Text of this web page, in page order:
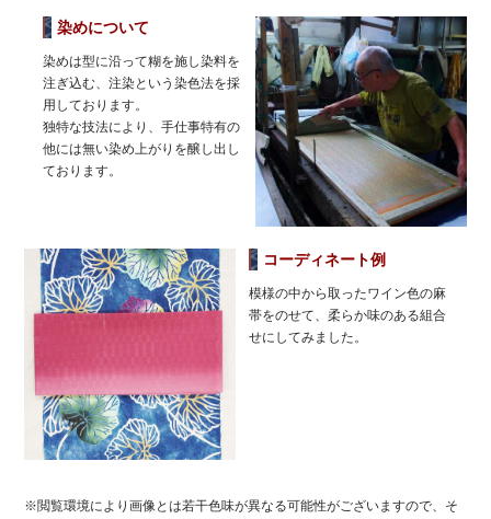
染めについて
染めは型に沿って糊を施し染料を
注ぎ込む、注染という染色法を採
用しております。
独特な技法により、手仕事特有の
他には無い染め上がりを醸し出し
ております。
コーディネート例
模様の中から取ったワイン色の麻
帯をのせて、柔らか味のある組合
せにしてみました。
※閲覧環境により画像とは若干色味が異なる可能性がございますので、そ